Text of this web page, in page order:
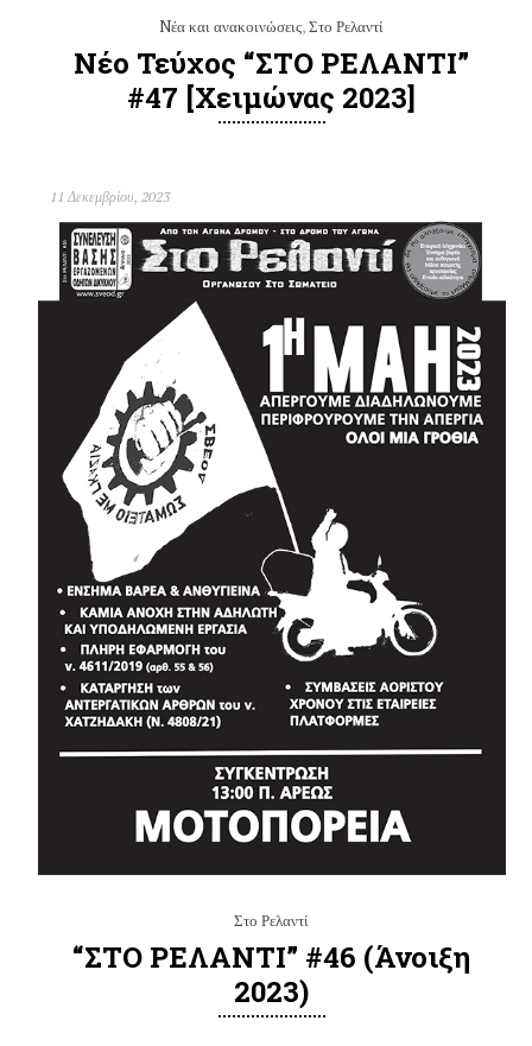
Nέα και ανακοινώσεις,Στο Ρελαντί
Νέο Τεύχος “ΣΤΟ ΡΕΛΑΝΤΙ”
#47 [Χειμώνας 2023]
11 Δεκεμβρίου, 2023
Στο Ρελαντί
“ΣΤΟ ΡΕΛΑΝΤΙ” #46 (Άνοιξη
2023)